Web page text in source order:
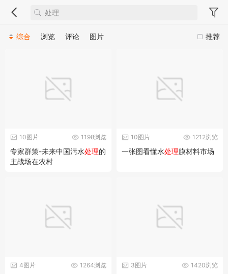
推荐
综合 浏览 评论 图片
1198浏览
10图片
专家群策-未来中国污水处理的
主战场在农村
1212浏览
10图片
一张图看懂水处理膜材料市场
1264浏览
4图片 1420浏览
3图片